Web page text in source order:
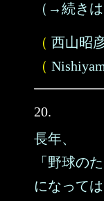
（→続き
（ 西山昭
（
20.
長年、
「野球の
になって